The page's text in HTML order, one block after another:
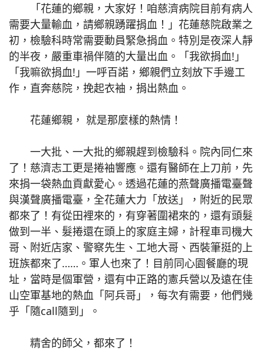
「花蓮的鄉親，大家好！咱慈濟病院目前有病人
需要大量輸血，請鄉親踴躍捐血！」花蓮慈院啟業之
初，檢驗科時常需要動員緊急捐血。特別是夜深人靜
的半夜，嚴重車禍伴隨的大量出血。「我欲捐血!」
「我嘛欲捐血!」一呼百諾，鄉親們立刻放下手邊工
作，直奔慈院，挽起衣袖，捐出熱血。
花蓮鄉親， 就是那麼樣的熱情！
一大批、一大批的鄉親趕到檢驗科。院內同仁來
了！慈濟志工更是捲袖響應。還有醫師在上刀前，先
來捐一袋熱血貢獻愛心。透過花蓮的燕聲廣播電臺聲
與漢聲廣播電臺，全花蓮大力「放送」，附近的民眾
都來了！有從田裡來的，有穿著圍裙來的，還有頭髮
做到一半、髮捲還在頭上的家庭主婦，計程車司機大
哥、附近店家、警察先生、工地大哥、西裝筆挺的上
班族都來了……。軍人也來了！目前同心園餐廳的現
址，當時是個軍營，還有中正路的憲兵營以及遠在佳
山空軍基地的熱血「阿兵哥」，每次有需要，他們幾
乎「隨call隨到」。
精舍的師父，都來了！